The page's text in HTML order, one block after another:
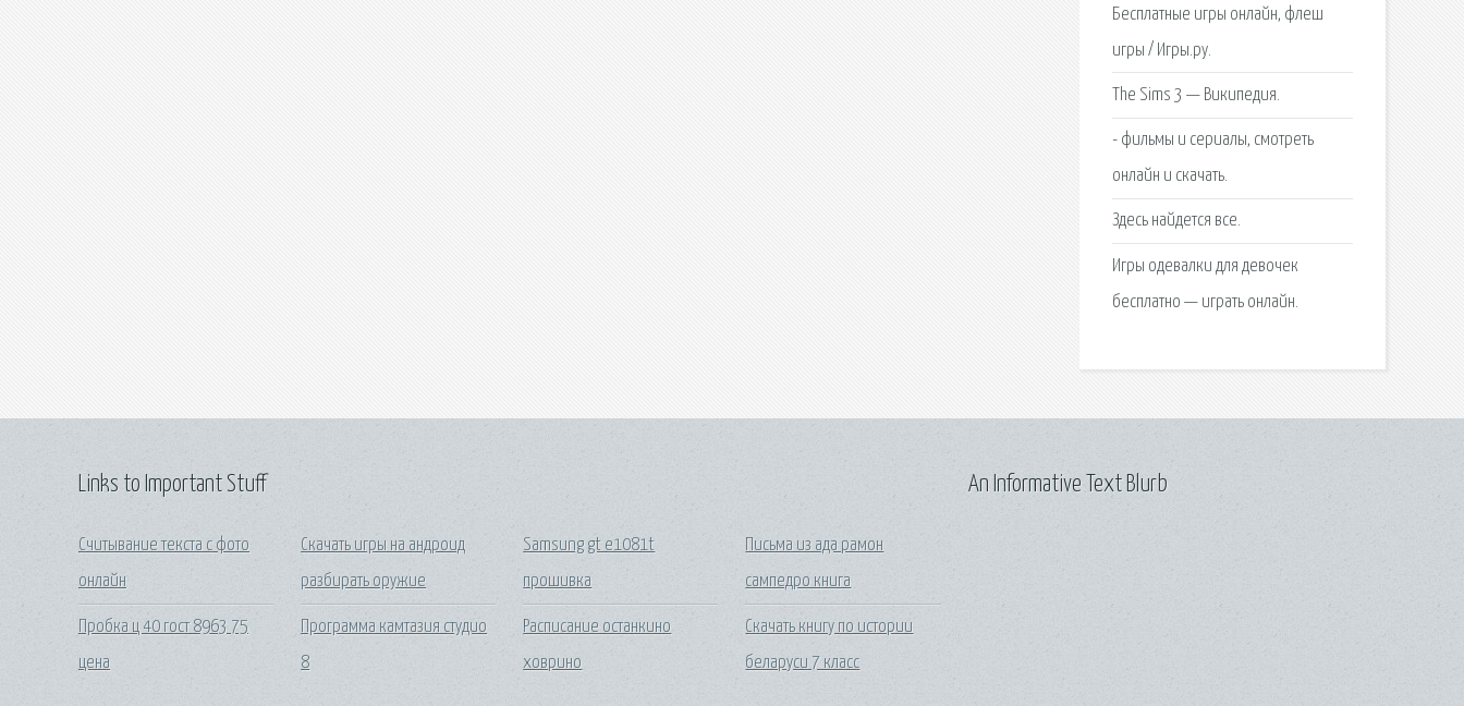
Бесплатные игры онлайн, флеш
игры / Игры.ру.
The Sims 3 — Википедия.
- фильмы и сериалы, смотреть
онлайн и скачать.
Здесь найдется все.
Игры одевалки для девочек
бесплатно — играть онлайн.
Links to Important Stuff
Считывание текста с фото
онлайн
Пробка ц 40 гост 8963 75
цена
Скачать игры на андроид
разбирать оружие
Программа камтазия студио
8
Samsung gt e1081t
прошивка
Расписание останкино
ховрино
Письма из ада рамон
сампедро книга
Скачать книгу по истории
беларуси 7 класс
An Informative Text Blurb